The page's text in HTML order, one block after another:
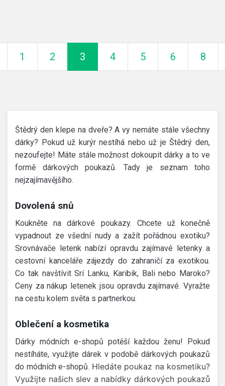
1 2 3 4 5 6 8
Štědrý den klepe na dveře? A vy nemáte stále všechny
dárky? Pokud už kurýr nestíhá nebo už je Štědrý den,
nezoufejte! Máte stále možnost dokoupit dárky a to ve
formě dárkových poukazů. Tady je seznam toho
nejzajímavějšího.
Dovolená snů
Koukněte na dárkové poukazy. Chcete už konečně
vypadnout ze všední nudy a zažít pořádnou exotiku?
Srovnávače letenk nabízí opravdu zajímavé letenky a
cestovní kanceláře zájezdy do zahraničí za exotikou.
Co tak navštívit Srí Lanku, Karibik, Bali nebo Maroko?
Ceny za nákup letenek jsou opravdu zajímavé. Vyražte
na cestu kolem světa s partnerkou.
Oblečení a kosmetika
Dárky módních e-shopů potěší každou ženu! Pokud
nestíháte, využijte dárek v podobě dárkových poukazů
do módních e-shopů. Hledáte poukaz na kosmetiku?
Využijte našich slev a nabídky dárkových poukazů